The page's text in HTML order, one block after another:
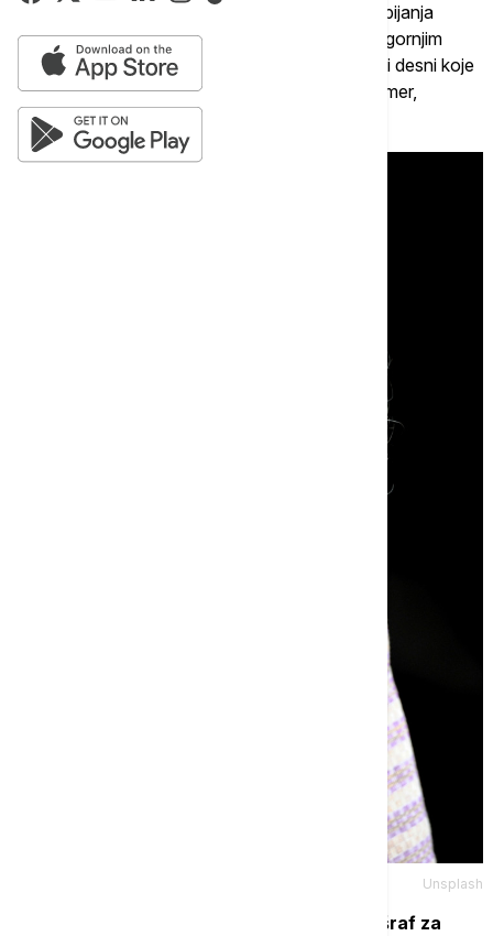
prestaju da se pomeraju, što može dovesti do zbijanja
donjih prednjih zuba ili stvaranja razmaka među gornjim
zubima. Najčešći razlozi su gubitak zuba, bolesti desni koje
čine zube nestabilnim i habanje izazvano, na primer,
bruksizmom.
Unsplash
"Zubi nisu čvrsto pričvršćeni za vilicu kao šraf za